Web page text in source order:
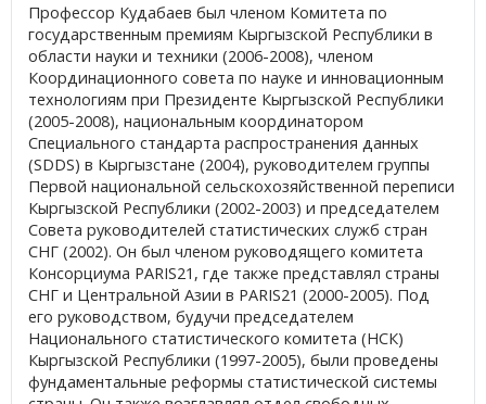
Профессор Кудабаев был членом Комитета по
государственным премиям Кыргызской Республики в
области науки и техники (2006-2008), членом
Координационного совета по науке и инновационным
технологиям при Президенте Кыргызской Республики
(2005-2008), национальным координатором
Специального стандарта распространения данных
(SDDS) в Кыргызстане (2004), руководителем группы
Первой национальной сельскохозяйственной переписи
Кыргызской Республики (2002-2003) и председателем
Совета руководителей статистических служб стран
СНГ (2002). Он был членом руководящего комитета
Консорциума PARIS21, где также представлял страны
СНГ и Центральной Азии в PARIS21 (2000-2005). Под
его руководством, будучи председателем
Национального статистического комитета (НСК)
Кыргызской Республики (1997-2005), были проведены
фундаментальные реформы статистической системы